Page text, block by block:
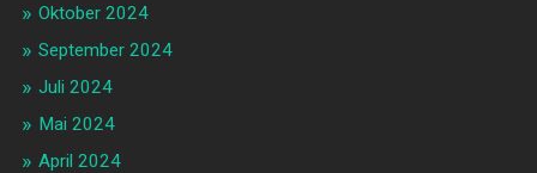
Oktober 2024
September 2024
Juli 2024
Mai 2024
April 2024